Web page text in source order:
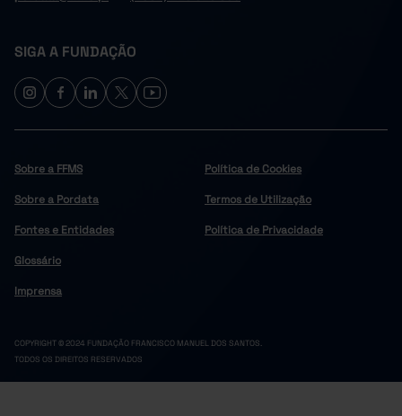
SIGA A FUNDAÇÃO
Sobre a FFMS
Sobre a Pordata
Fontes e Entidades
Glossário
Imprensa
Política de Cookies
Termos de Utilização
Política de Privacidade
COPYRIGHT © 2024 FUNDAÇÃO FRANCISCO MANUEL DOS SANTOS.
TODOS OS DIREITOS RESERVADOS